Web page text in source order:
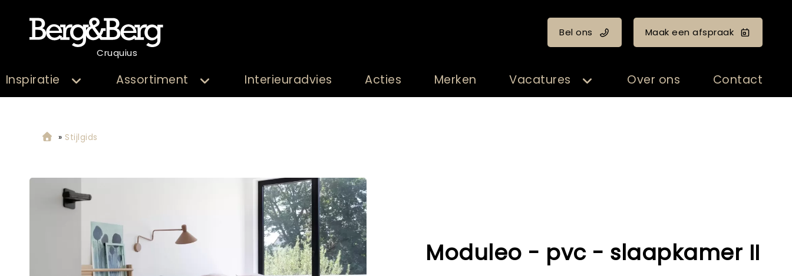
Cruquius
Bel ons Maak een afspraak
Inspiratie Assortiment Interieuradvies Acties Merken Vacatures Over ons Contact
» Stijlgids
Moduleo - pvc - slaapkamer II